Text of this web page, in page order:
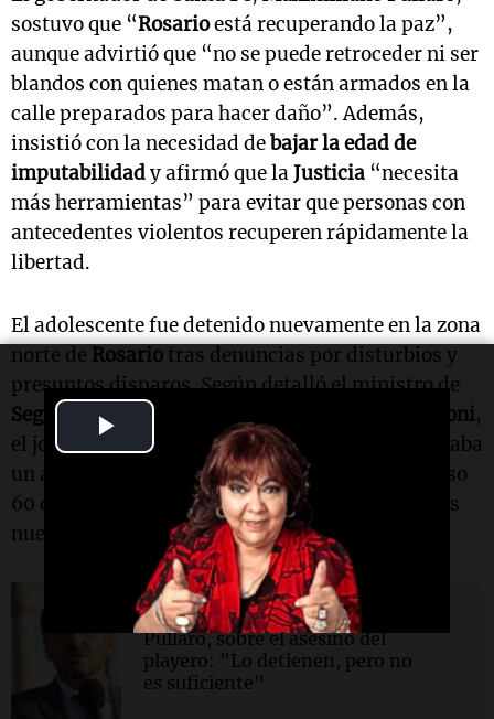
Video
sostuvo que “Rosarioestá recuperando la paz”,
aunque advirtió que “no se puede retroceder ni ser
blandos con quienes matan o están armados en la
calle preparados para hacer daño”. Además,
insistió con la necesidad debajar la edad de
imputabilidady afirmó que laJusticia “necesita
más herramientas” para evitar que personas con
antecedentes violentos recuperen rápidamente la
libertad.
El adolescente fue detenido nuevamente en la zona
norte de Rosario tras denuncias por disturbios y
presuntos disparos. Según detalló el ministro de
Seguridad y Justicia
Pablo Cococcioni,
el joven estaba junto a otros dos menores y portaba
un arma cargada. LaJusticia de Menores
dispuso
60 días de prisión preventiva en el
por los
nuevos hechos investigados.
Sociedad
Pullaro, sobre el asesino del
playero: "Lo detienen, pero no
es suficiente"